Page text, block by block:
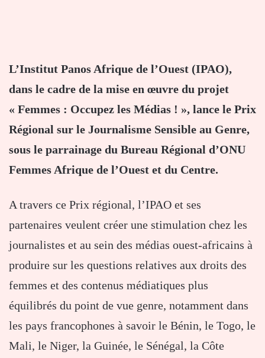
L’Institut Panos Afrique de l’Ouest (IPAO),
dans le cadre de la mise en œuvre du projet
« Femmes : Occupez les Médias ! », lance le Prix
Régional sur le Journalisme Sensible au Genre,
sous le parrainage du Bureau Régional d’ONU
Femmes Afrique de l’Ouest et du Centre.
A travers ce Prix régional, l’IPAO et ses
partenaires veulent créer une stimulation chez les
journalistes et au sein des médias ouest-africains à
produire sur les questions relatives aux droits des
femmes et des contenus médiatiques plus
équilibrés du point de vue genre, notamment dans
les pays francophones à savoir le Bénin, le Togo, le
Mali, le Niger, la Guinée, le Sénégal, la Côte